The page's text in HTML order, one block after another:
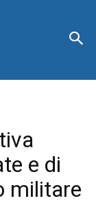
e di
militare